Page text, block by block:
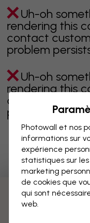
Uh-oh
rendering this
contact
problem
Uh-oh
rendering this
contact
problem
Découvrez
Photowall et nos
informations sur
expérience
statistiques sur
marketing
de cookies que
qui sont
web.